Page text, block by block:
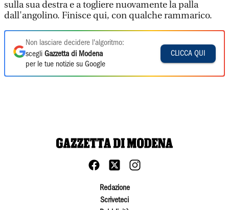
sulla sua destra e a togliere nuovamente la palla
dall'angolino. Finisce qui, con qualche rammarico.
Non lasciare decidere l'algoritmo:
scegli Gazzetta di Modena
per le tue notizie su Google
CLICCA QUI
Redazione
Scriveteci